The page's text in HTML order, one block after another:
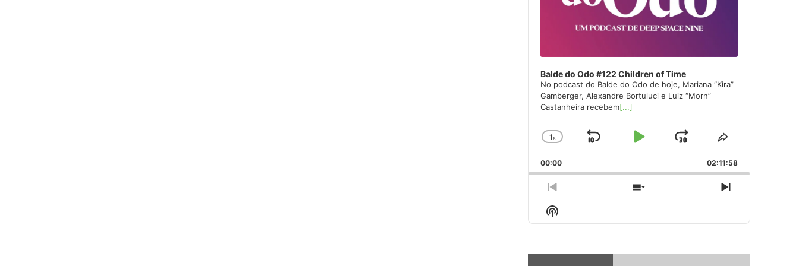
Balde do Odo #122 Children of Time
No podcast do Balde do Odo de hoje, Mariana “Kira”
Gamberger, Alexandre Bortuluci e Luiz “Morn”
Castanheira recebem[...]
Change
Rate
1x
Skip
Play
Jump
Forward
Share
Episode
00:00 02:11:58
Previous
Episode
Show
Episodes
Next
Episode
Show
Podcast